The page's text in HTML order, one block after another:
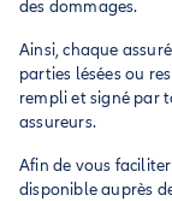
des dommages.
Ainsi, chaque
parties lésées ou
rempli et signé par
assureurs.
Afin de vous
disponible auprès